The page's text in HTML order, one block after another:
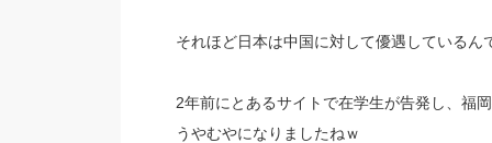
それほど日本は中国に対して優遇しているん
2年前にとあるサイトで在学生が告発し、福
うやむやになりましたねｗ